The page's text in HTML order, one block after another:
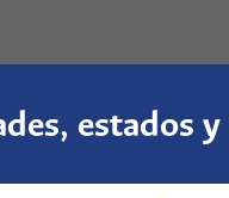
estados